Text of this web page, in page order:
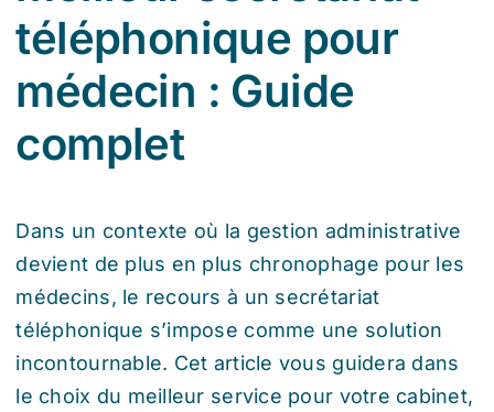
téléphonique pour
médecin : Guide
complet
Dans un contexte où la gestion administrative
devient de plus en plus chronophage pour les
médecins, le recours à un secrétariat
téléphonique s’impose comme une solution
incontournable. Cet article vous guidera dans
le choix du meilleur service pour votre cabinet,